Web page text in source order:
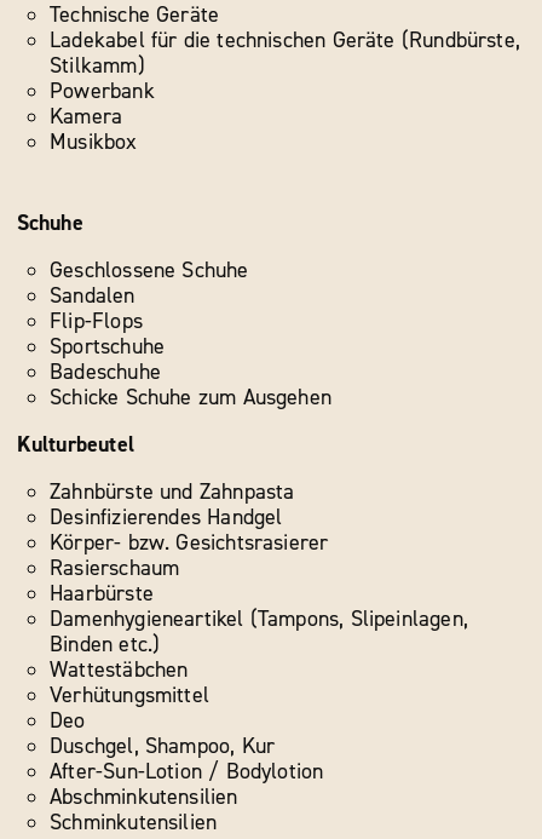
Technische Geräte
Ladekabel für die technischen Geräte (Rundbürste,
Stilkamm)
Powerbank
Kamera
Musikbox
Schuhe
Geschlossene Schuhe
Sandalen
Flip-Flops
Sportschuhe
Badeschuhe
Schicke Schuhe zum Ausgehen
Kulturbeutel
Zahnbürste und Zahnpasta
Desinfizierendes Handgel
Körper- bzw. Gesichtsrasierer
Rasierschaum
Haarbürste
Damenhygieneartikel (Tampons, Slipeinlagen,
Binden etc.)
Wattestäbchen
Verhütungsmittel
Deo
Duschgel, Shampoo, Kur
After-Sun-Lotion / Bodylotion
Abschminkutensilien
Schminkutensilien